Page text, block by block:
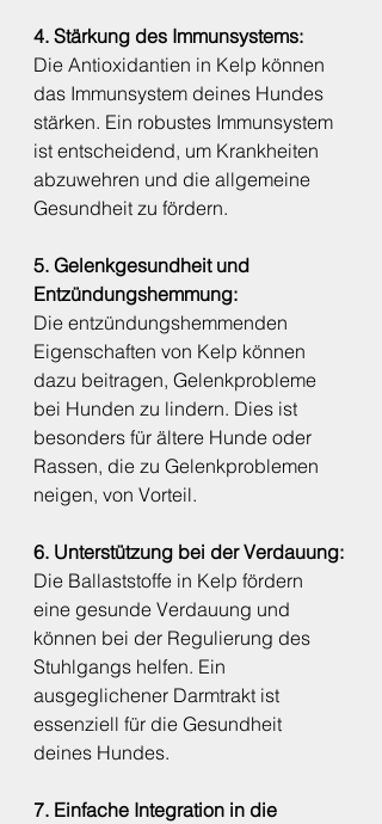
4. Stärkung des Immunsystems:
Die Antioxidantien in Kelp können
das Immunsystem deines Hundes
stärken. Ein robustes Immunsystem
ist entscheidend, um Krankheiten
abzuwehren und die allgemeine
Gesundheit zu fördern.
5. Gelenkgesundheit und
Entzündungshemmung:
Die entzündungshemmenden
Eigenschaften von Kelp können
dazu beitragen, Gelenkprobleme
bei Hunden zu lindern. Dies ist
besonders für ältere Hunde oder
Rassen, die zu Gelenkproblemen
neigen, von Vorteil.
6. Unterstützung bei der Verdauung:
Die Ballaststoffe in Kelp fördern
eine gesunde Verdauung und
können bei der Regulierung des
Stuhlgangs helfen. Ein
ausgeglichener Darmtrakt ist
essenziell für die Gesundheit
deines Hundes.
7. Einfache Integration in die